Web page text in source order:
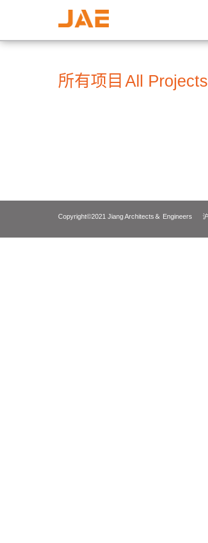
所有项目All
Copyright©2021 Jiang Architects＆